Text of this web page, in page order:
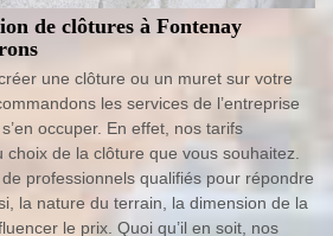
de clôtures à Fontenay
une clôture ou un muret sur votre
les services de l’entreprise
occuper. En effet, nos tarifs
de la clôture que vous souhaitez.
professionnels qualifiés pour répondre
la nature du terrain, la dimension de la
le prix. Quoi qu’il en soit, nos